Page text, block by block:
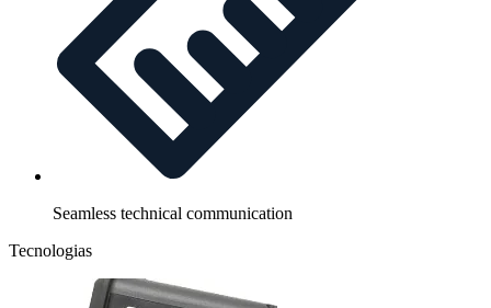
Seamless technical communication
Tecnologias